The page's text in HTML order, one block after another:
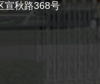
宣秋路368号